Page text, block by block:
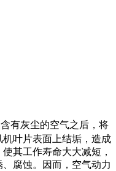
有灰尘的空气之后，将
叶片表面上结垢，造成
其工作寿命大大减短，
腐蚀。因而，空气动力